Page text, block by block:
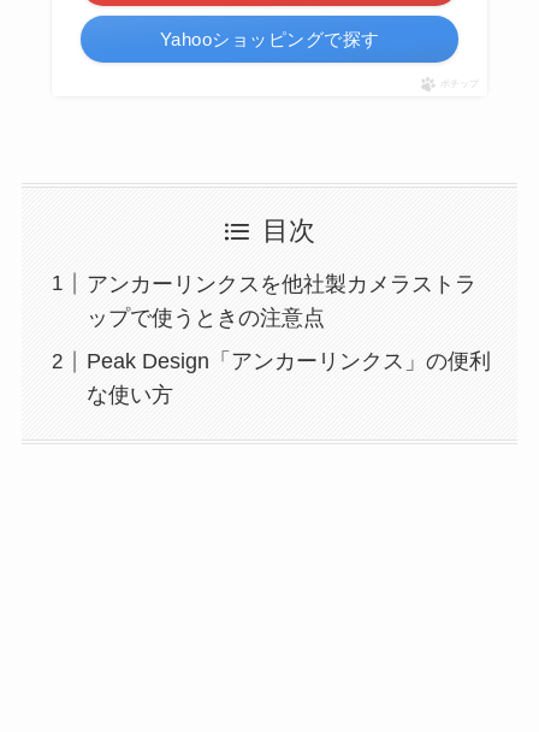
Yahooショッピングで探す
ポチップ
目次
アンカーリンクスを他社製カメラストラ
ップで使うときの注意点
Peak Design「アンカーリンクス」の便利
な使い方